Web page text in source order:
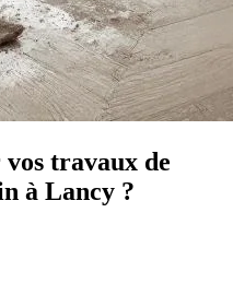
travaux de
à Lancy ?